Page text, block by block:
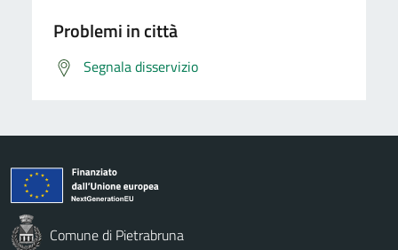
Problemi in città
Segnala disservizio
Comune di Pietrabruna